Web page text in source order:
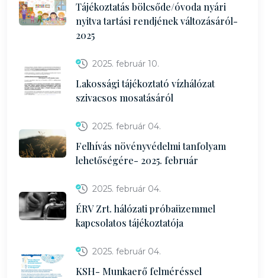
Tájékoztatás bölcsőde/óvoda nyári
nyitva tartási rendjének változásáról-
2025
2025. február 10.
Lakossági tájékoztató vízhálózat
szivacsos mosatásáról
2025. február 04.
Felhívás növényvédelmi tanfolyam
lehetőségére- 2025. február
2025. február 04.
ÉRV Zrt. hálózati próbaüzemmel
kapcsolatos tájékoztatója
2025. február 04.
KSH- Munkaerő felméréssel